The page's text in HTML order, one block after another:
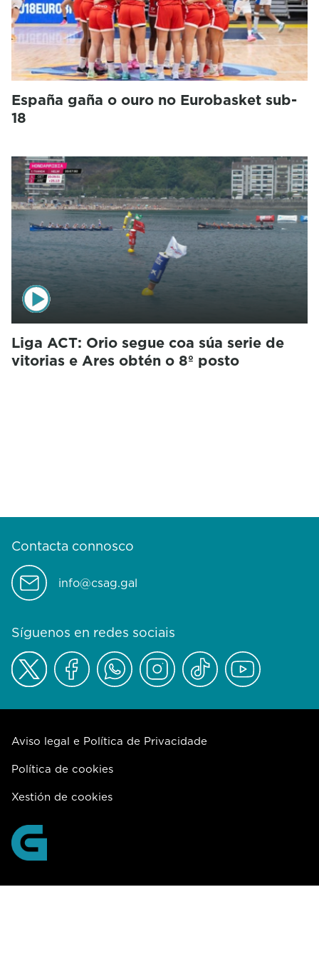
España gaña o ouro no Eurobasket sub-
18
Liga ACT: Orio segue coa súa serie de
vitorias e Ares obtén o 8º posto
Contacta connosco
info@csag.gal
Síguenos en redes sociais
Aviso legal e Política de Privacidade
Política de cookies
Xestión de cookies